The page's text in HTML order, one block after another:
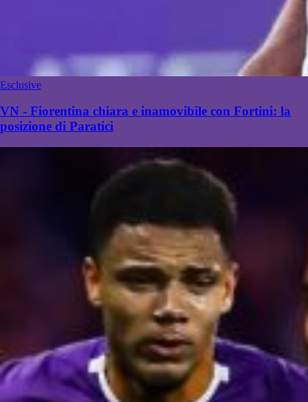
Esclusive
VN - Fiorentina chiara e inamovibile con Fortini: la
posizione di Paratici